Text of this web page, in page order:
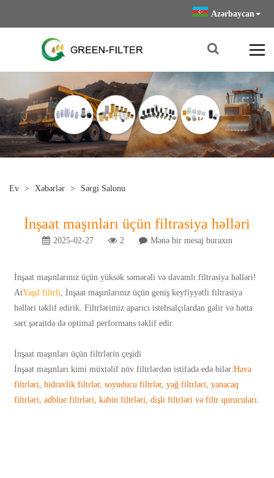
Azərbaycan
Ev > Xəbərlər > Sərgi Salonu
İnşaat maşınları üçün filtrasiya həlləri
2025-02-27 2 Mənə bir mesaj buraxın
İnşaat maşınlarınız üçün yüksək səmərəli və davamlı filtrasiya həlləri!
AtYaşıl filtrli, İnşaat maşınlarınız üçün geniş keyfiyyətli filtrasiya
həlləri təklif edirik. Filtrlərimiz aparıcı istehsalçılardan gəlir və hətta
sərt şəraitdə də optimal performans təklif edir.
İnşaat maşınları üçün filtrlərin çeşidi
İnşaat maşınları kimi müxtəlif növ filtrlərdən istifadə edə bilər:Hava
filtrləri, hidravlik filtrlər, soyuducu filtrlər, yağ filtrləri, yanacaq
filtrləri, adblue filtrləri, kabin filtrləri, dişli filtrləri və filtr qurucuları.